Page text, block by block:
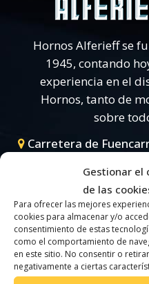
Gestionar el
de las
Para ofrecer las mejores
cookies para almacenar y/o
consentimiento de estas
como el comportamiento de
en este sitio. No consentir o
negativamente a ciertas
Hornos Alferieff se
1945, contando
experiencia en el
Hornos, tanto de
sobre
Carretera de
Construcción de